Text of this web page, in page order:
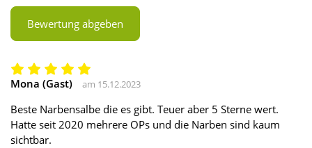
Bewertung abgeben
Mona (Gast) am 15.12.2023
Beste Narbensalbe die es gibt. Teuer aber 5 Sterne wert.
Hatte seit 2020 mehrere OPs und die Narben sind kaum
sichtbar.